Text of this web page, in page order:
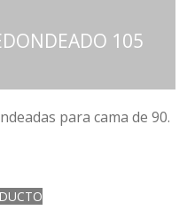
105
para cama de 90.